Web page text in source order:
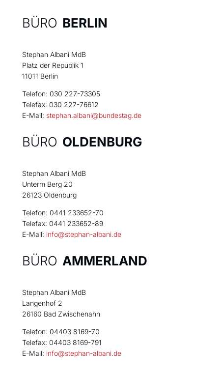
BÜRO BERLIN
Stephan Albani MdB
Platz der Republik 1
11011 Berlin
Telefon: 030 227-73305
Telefax: 030 227-76612
E-Mail: stephan.albani@bundestag.de
BÜRO OLDENBURG
Stephan Albani MdB
Unterm Berg 20
26123 Oldenburg
Telefon: 0441 233652-70
Telefax: 0441 233652-89
E-Mail: info@stephan-albani.de
BÜRO AMMERLAND
Stephan Albani MdB
Langenhof 2
26160 Bad Zwischenahn
Telefon: 04403 8169-70
Telefax: 04403 8169-791
E-Mail: info@stephan-albani.de